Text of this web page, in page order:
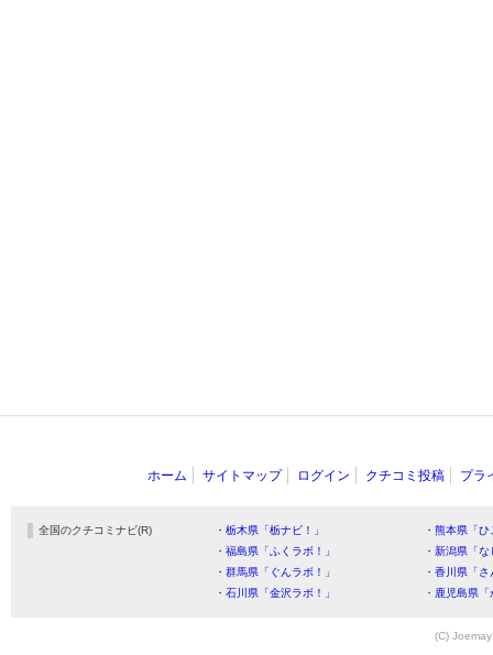
ホーム サイトマップ ログイン クチコミ投稿 プラ
全国のクチコミナビ(R) ・栃木県「栃ナビ！」
・熊本県「
・福島県「ふくラボ！」
・新潟県「
・群馬県「ぐんラボ！」
・香川県「
・石川県「金沢ラボ！」
・鹿児島県
(C)